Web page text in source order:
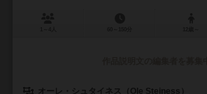
オーレ・シュタイネス（Ole Steiness）